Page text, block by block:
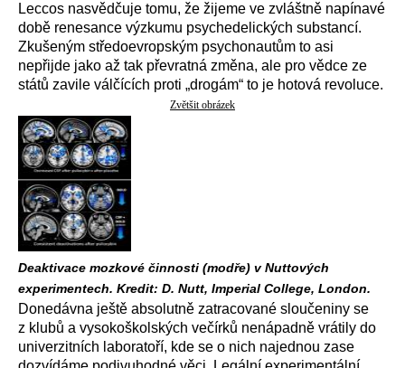
Leccos nasvědčuje tomu, že žijeme ve zvláštně napínavé
době renesance výzkumu psychedelických substancí.
Zkušeným středoevropským psychonautům to asi
nepřijde jako až tak převratná změna, ale pro vědce ze
států zavile válčících proti „drogám“ to je hotová revoluce.
Zvětšit obrázek
Deaktivace mozkové činnosti (modře) v Nuttových
experimentech. Kredit: D. Nutt, Imperial College, London.
Donedávna ještě absolutně zatracované sloučeniny se
z klubů a vysokoškolských večírků nenápadně vrátily do
univerzitních laboratoří, kde se o nich najednou zase